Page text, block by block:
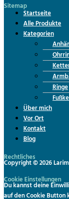
Sitemap
Menü
Startseite
Alle Produkte
Kategorien
Ringe
Über mich
Vor Ort
Kontakt
Blog
Rechtliches
Copyright © 2026
Cookie Einstellungen
Du kannst deine
auf den Cookie Button